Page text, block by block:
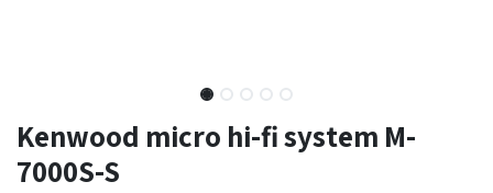
Kenwood micro hi-fi system M-
7000S-S